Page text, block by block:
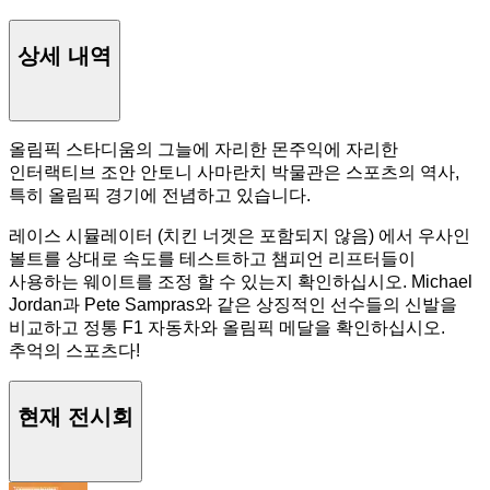
상세 내역
올림픽 스타디움의 그늘에 자리한 몬주익에 자리한
인터랙티브 조안 안토니 사마란치 박물관은 스포츠의 역사,
특히 올림픽 경기에 전념하고 있습니다.
레이스 시뮬레이터 (치킨 너겟은 포함되지 않음) 에서 우사인
볼트를 상대로 속도를 테스트하고 챔피언 리프터들이
사용하는 웨이트를 조정 할 수 있는지 확인하십시오. Michael
Jordan과 Pete Sampras와 같은 상징적인 선수들의 신발을
비교하고 정통 F1 자동차와 올림픽 메달을 확인하십시오.
추억의 스포츠다!
현재 전시회